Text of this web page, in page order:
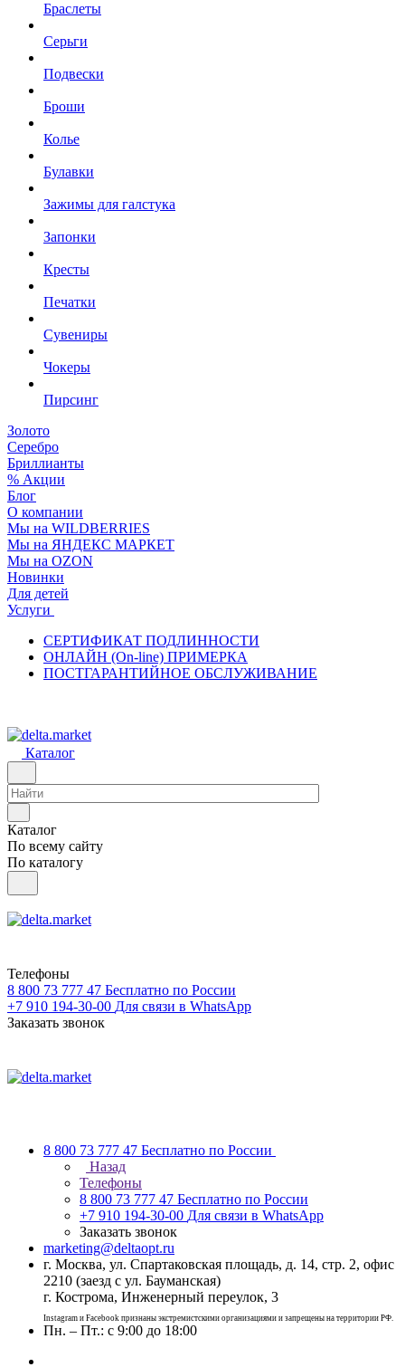
Браслеты
Серьги
Подвески
Броши
Колье
Булавки
Зажимы для галстука
Запонки
Кресты
Печатки
Сувениры
Чокеры
Пирсинг
Золото
Серебро
Бриллианты
% Акции
Блог
О компании
Мы на WILDBERRIES
Мы на ЯНДЕКС МАРКЕТ
Мы на OZON
Новинки
Для детей
Услуги
СЕРТИФИКАТ ПОДЛИННОСТИ
ОНЛАЙН (On-line) ПРИМЕРКА
ПОСТГАРАНТИЙНОЕ ОБСЛУЖИВАНИЕ
Каталог
Каталог
По всему сайту
По каталогу
Телефоны
8 800 73 777 47 Бесплатно по России
+7 910 194-30-00 Для связи в WhatsApp
Заказать звонок
8 800 73 777 47 Бесплатно по России
Назад
Телефоны
8 800 73 777 47 Бесплатно по России
+7 910 194-30-00 Для связи в WhatsApp
Заказать звонок
marketing@deltaopt.ru
г. Москва, ул. Спартаковская площадь, д. 14, стр. 2, офис
2210 (заезд с ул. Бауманская)
г. Кострома, Инженерный переулок, 3
Instagram и Facebook признаны экстремистскими организациями и запрещены на территории РФ.
Пн. – Пт.: с 9:00 до 18:00